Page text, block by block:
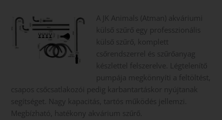
A JK Animals (Atman) akváriumi
külső szűrő egy professzionális
külső szűrő, komplett
csőrendszerrel és szűrőanyag
készlettel felszerelve. Légtelenítő
pumpája megkönnyíti a feltöltést,
csapos csőcsatlakozói pedig karbantartáskor nyújtanak
segítséget. Nagy kapacitás, tartós működés jellemzi.
Megbízható, hatékony akvárium szűrő.